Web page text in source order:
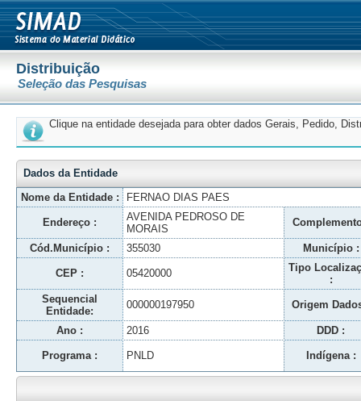
Distribuição
Seleção das Pesquisas
Clique na entidade desejada para obter dados Gerais, Pedido,
Dados da Entidade
Nome da Entidade :
FERNAO DIAS PAES
Endereço :
AVENIDA PEDROSO DE
MORAIS
Cód.Município : 355030 Município :
CEP : 05420000
Tipo
:
Sequencial
Entidade:
000000197950 Origem
Ano : 2016 DDD :
Programa : PNLD Indígena :